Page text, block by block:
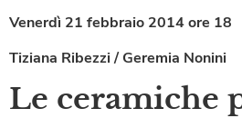
Venerdì 21 febbraio 2014 ore 18
Tiziana Ribezzi / Geremia Nonini
Le ceramiche